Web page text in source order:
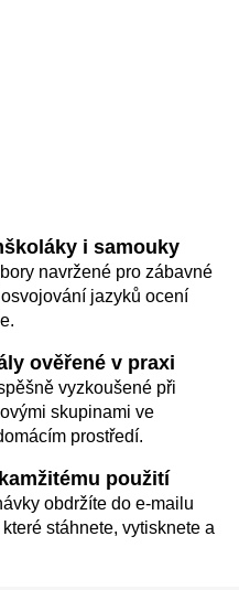
i samouky
navržené pro zábavné
jazyků ocení
ověřené v praxi
vyzkoušené při
skupinami ve
prostředí.
použití
obdržíte do e-mailu
stáhnete, vytisknete a